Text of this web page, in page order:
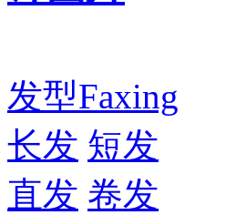
发型Faxing
长发 短发
直发 卷发